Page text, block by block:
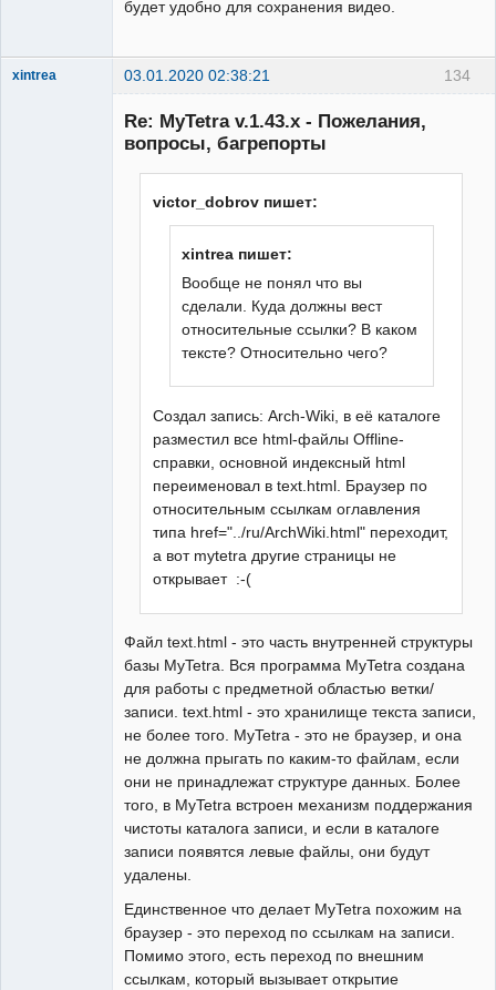
будет удобно для сохранения видео.
134
xintrea 03.01.2020 02:38:21
Re: MyTetra v.1.43.x - Пожелания,
вопросы, багрепорты
victor_dobrov пишет:
xintrea пишет:
Вообще не понял что вы
сделали. Куда должны вест
относительные ссылки? В каком
тексте? Относительно чего?
Создал запись: Arch-Wiki, в её каталоге
разместил все html-файлы Offline-
справки, основной индексный html
переименовал в text.html. Браузер по
относительным ссылкам оглавления
типа href="../ru/ArchWiki.html" переходит,
а вот mytetra другие страницы не
открывает :-(
Файл text.html - это часть внутренней структуры
базы MyTetra. Вся программа MyTetra создана
для работы с предметной областью ветки/
записи. text.html - это хранилище текста записи,
не более того. MyTetra - это не браузер, и она
не должна прыгать по каким-то файлам, если
они не принадлежат структуре данных. Более
того, в MyTetra встроен механизм поддержания
чистоты каталога записи, и если в каталоге
записи появятся левые файлы, они будут
удалены.
Единственное что делает MyTetra похожим на
браузер - это переход по ссылкам на записи.
Помимо этого, есть переход по внешним
ссылкам, который вызывает открытие